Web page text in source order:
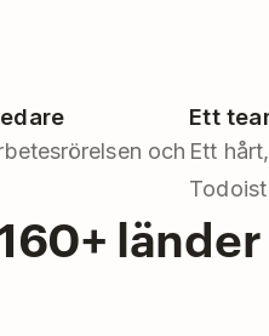
och
Ett
Ett